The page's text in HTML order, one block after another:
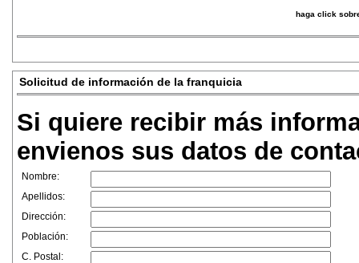
haga click
Solicitud de información de la franquicia
Si quiere recibir más
envienos sus datos de
Nombre:
Apellidos:
Dirección:
Población:
C. Postal: